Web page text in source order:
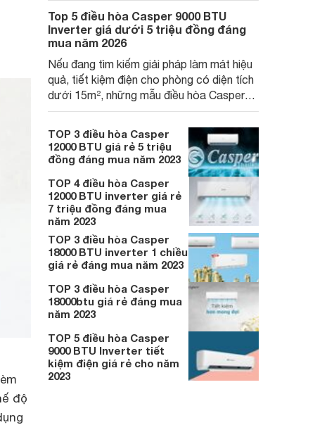
độ
Top 5 điều hòa Casper 9000 BTU
Inverter giá dưới 5 triệu đồng đáng
mua năm 2026
Nếu đang tìm kiếm giải pháp làm mát hiệu
quả, tiết kiệm điện cho phòng có diện tích
dưới 15m², những mẫu điều hòa Casper
9000 BTU Inverter dưới đây sẽ là các lựa
chọn rất đáng cân nhắc trong năm 2026.
TOP 3 điều hòa Casper
12000 BTU giá rẻ 5 triệu
đồng đáng mua năm 2023
TOP 4 điều hòa Casper
12000 BTU inverter giá rẻ
7 triệu đồng đáng mua
năm 2023
TOP 3 điều hòa Casper
18000 BTU inverter 1 chiều
giá rẻ đáng mua năm 2023
TOP 3 điều hòa Casper
18000btu giá rẻ đáng mua
năm 2023
TOP 5 điều hòa Casper
9000 BTU Inverter tiết
kiệm điện giá rẻ cho năm
2023